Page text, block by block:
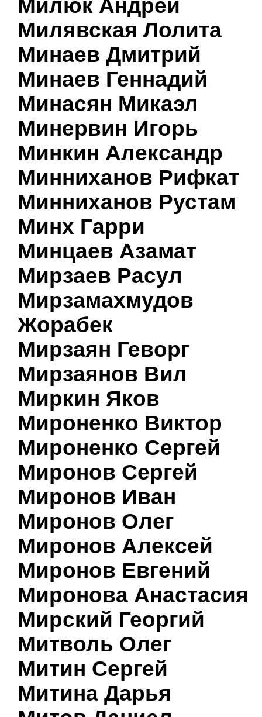
Милюк Андрей
Милявская Лолита
Минаев Дмитрий
Минаев Геннадий
Минасян Микаэл
Минервин Игорь
Минкин Александр
Минниханов Рифкат
Минниханов Рустам
Минх Гарри
Минцаев Азамат
Мирзаев Расул
Мирзамахмудов
Жорабек
Мирзаян Геворг
Мирзаянов Вил
Миркин Яков
Мироненко Виктор
Мироненко Сергей
Миронов Сергей
Миронов Иван
Миронов Олег
Миронов Алексей
Миронов Евгений
Миронова Анастасия
Мирский Георгий
Митволь Олег
Митин Сергей
Митина Дарья